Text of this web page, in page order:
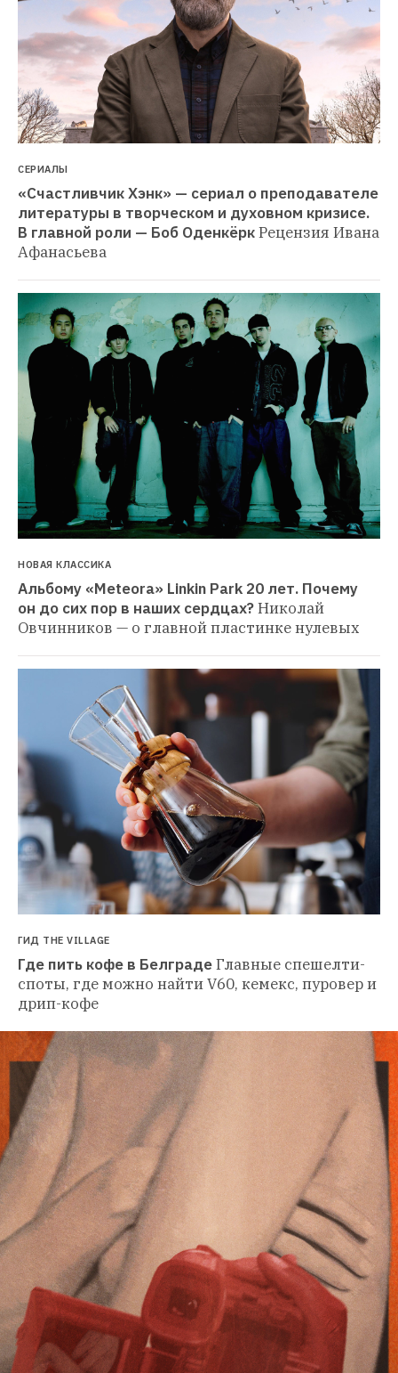
СЕРИАЛЫ
«Счастливчик Хэнк» — сериал о преподавателе
литературы в творческом и духовном кризисе.
В главной роли — Боб ОденкёркРецензия Ивана
Афанасьева
НОВАЯ КЛАССИКА
Альбому «Meteora» Linkin Park 20 лет. Почему
он до сих пор в наших сердцах?Николай
Овчинников — о главной пластинке нулевых
ГИД THE VILLAGE
Где пить кофе в БелградеГлавные спешелти-
споты, где можно найти V60, кемекс, пуровер и
дрип-кофе